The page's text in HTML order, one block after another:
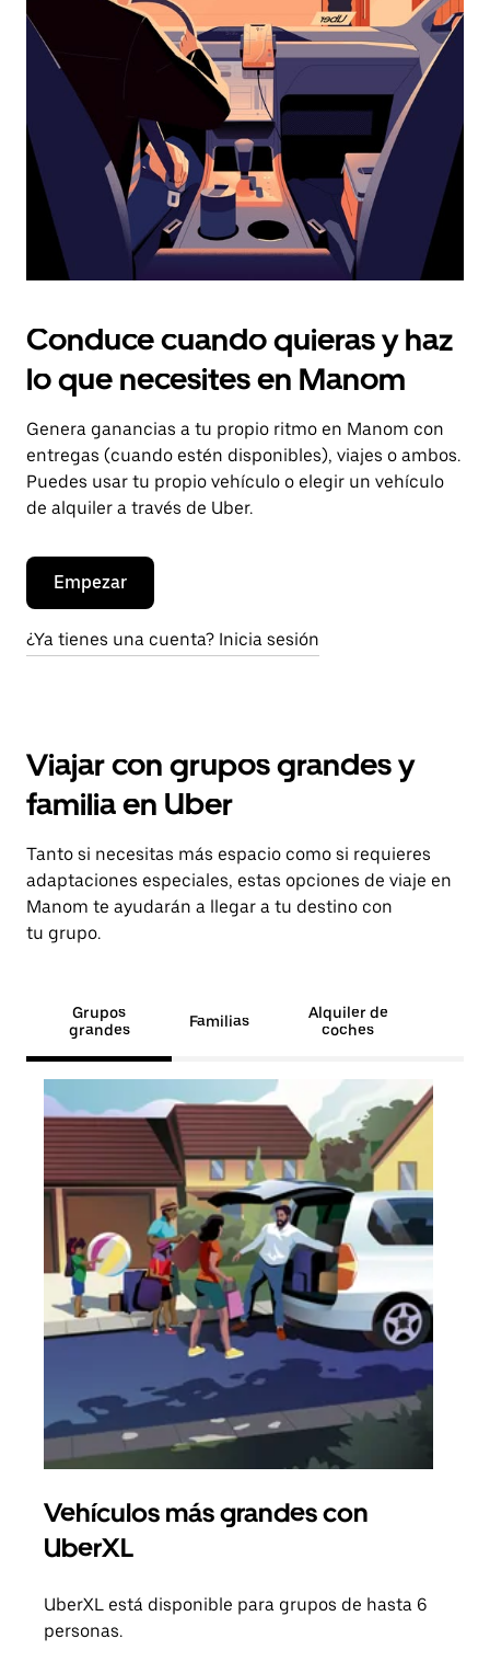
el
botón
escape
el
calendario.
Conduce cuando quieras y haz
lo que necesites en Manom
Genera ganancias a tu propio ritmo en Manom con
entregas (cuando estén disponibles), viajes o ambos.
Puedes usar tu propio vehículo o elegir un vehículo
de alquiler a través de Uber.
Empezar
¿Ya tienes una cuenta? Inicia sesión
Viajar con grupos grandes y
familia en Uber
Tanto si necesitas más espacio como si requieres
adaptaciones especiales, estas opciones de viaje en
Manom te ayudarán a llegar a tu destino con
tu grupo.
Grupos
grandes
Familias
Alquiler de
coches
Vehículos más grandes con
UberXL
UberXL está disponible para grupos de hasta 6
personas.